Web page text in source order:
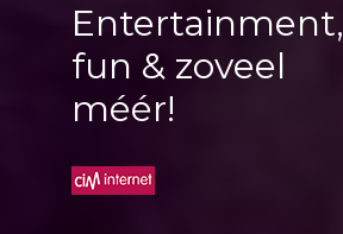
Entertainment,
fun & zoveel
méér!